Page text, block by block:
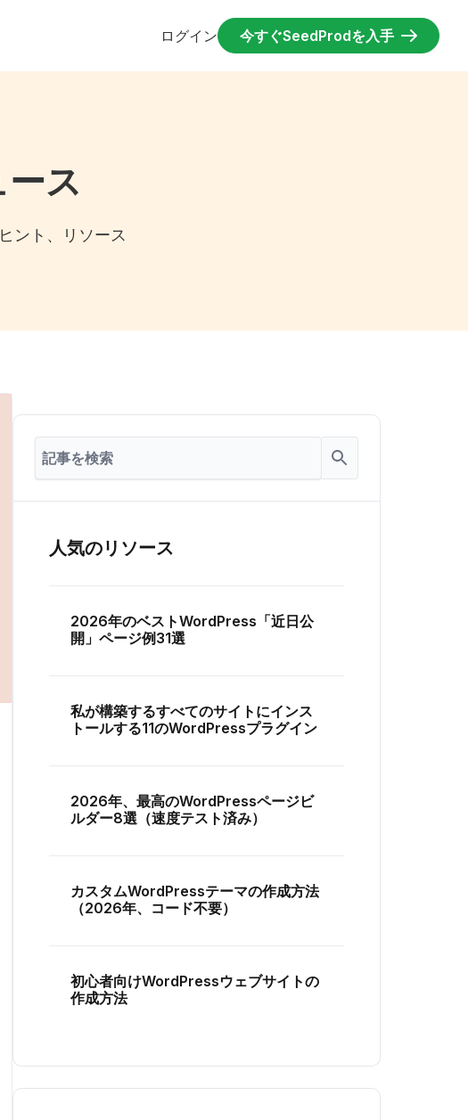
ログイン 今すぐSeedProdを入手
ス
ント、リソース
人気のリソース
2026年のベストWordPress「近日公
開」ページ例31選
私が構築するすべてのサイトにインス
トールする11のWordPressプラグイン
2026年、最高のWordPressページビ
ルダー8選（速度テスト済み）
カスタムWordPressテーマの作成方法
（2026年、コード不要）
初心者向けWordPressウェブサイトの
作成方法